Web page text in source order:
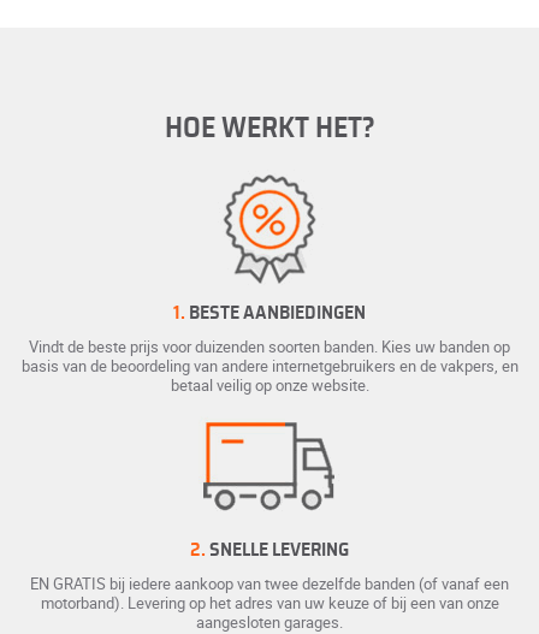
HOE WERKT HET?
1. BESTE AANBIEDINGEN
Vindt de beste prijs voor duizenden soorten banden. Kies uw banden op
basis van de beoordeling van andere internetgebruikers en de vakpers, en
betaal veilig op onze website.
2. SNELLE LEVERING
EN GRATIS bij iedere aankoop van twee dezelfde banden (of vanaf een
motorband). Levering op het adres van uw keuze of bij een van onze
aangesloten garages.